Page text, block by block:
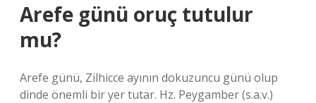
Arefe günü oruç tutulur
mu?
Arefe günü, Zilhicce ayının dokuzuncu günü olup
dinde önemli bir yer tutar. Hz. Peygamber (s.a.v.)